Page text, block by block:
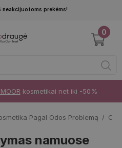
Pereiti į pagrindinį turinį
neakcijuotoms prekėms!
0
kosmetikai net iki -50%
Pagal Odos Problemą
namuose